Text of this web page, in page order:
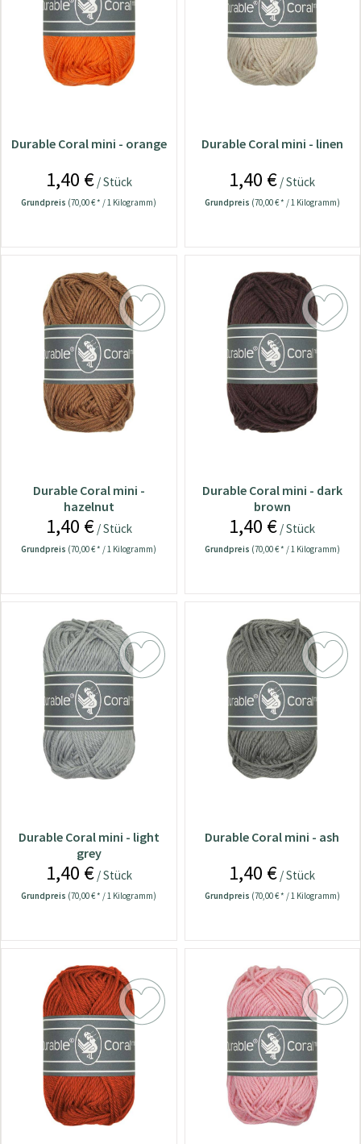
Durable Coral mini - orange
1,40 €/ Stück
Grundpreis (70,00 € * / 1 Kilogramm)
Durable Coral mini - linen
1,40 € / Stück
Grundpreis (70,00 € * / 1 Kilogramm)
Durable Coral mini -
hazelnut
1,40 €/ Stück
Grundpreis (70,00 € * / 1 Kilogramm)
Durable Coral mini - dark
brown
1,40 € / Stück
Grundpreis (70,00 € * / 1 Kilogramm)
Durable Coral mini - light
grey
1,40 €/ Stück
Grundpreis (70,00 € * / 1 Kilogramm)
Durable Coral mini - ash
1,40 € / Stück
Grundpreis (70,00 € * / 1 Kilogramm)